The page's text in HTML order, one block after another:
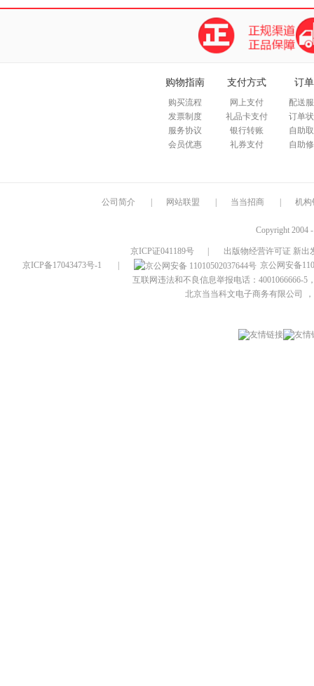
购物指南
购买流程
发票制度
服务协议
会员优惠
支付方式
网上支付
礼品卡支付
银行转账
礼券支付
订
配送
订单
自助
自助
公司简介 网站联盟 当当招商 机构
Copyright 2004
京ICP证041189号
出版物经营许可证 新出
京ICP备17043473号-1
京公网安备
互联网违法和不良信息举报电话：4001066666-5
北京当当科文电子商务有限公司